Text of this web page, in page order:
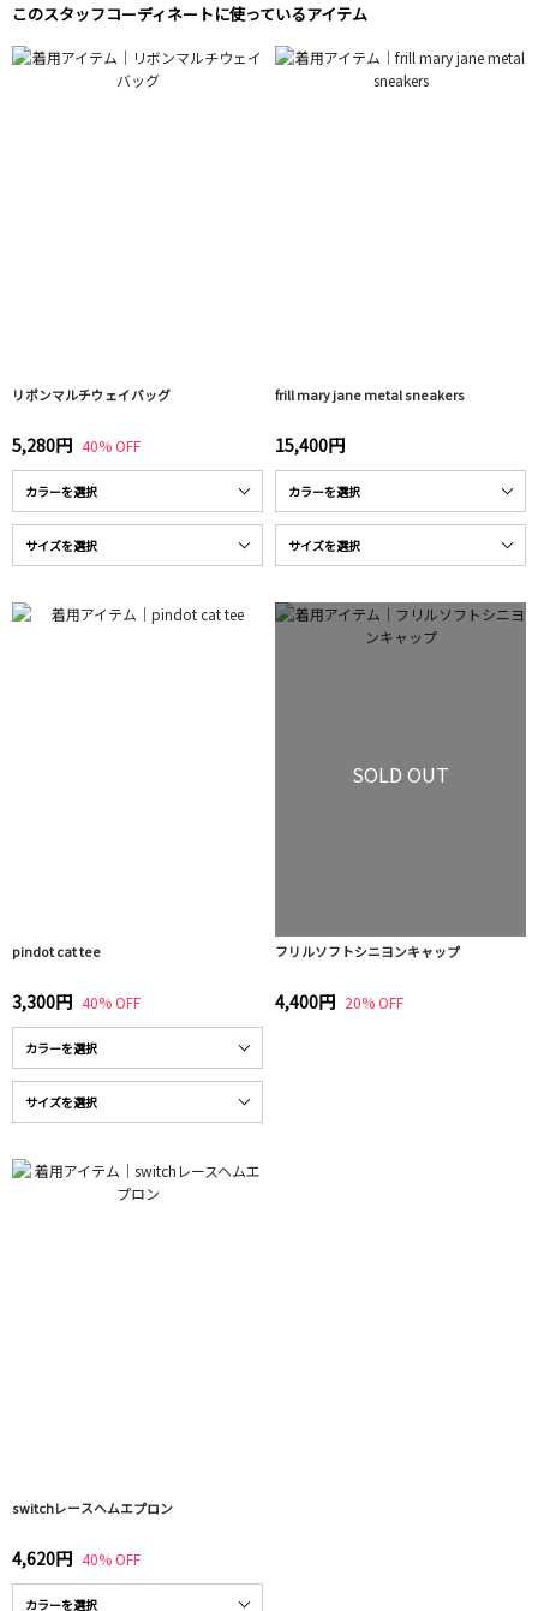
このスタッフコーディネートに使っているアイテム
リボンマルチウェイバッグ
5,280円 40% OFF
frill mary jane metal sneakers
15,400円
pindot cat tee
3,300円 40% OFF
SOLD OUT
フリルソフトシニヨンキャップ
4,400円 20% OFF
switchレースヘムエプロン
4,620円 40% OFF